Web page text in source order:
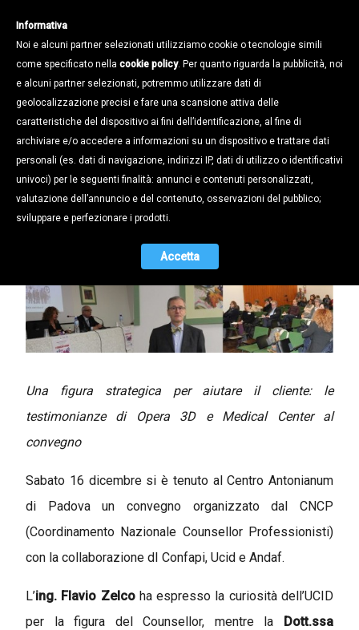
“IL COUNSELLING IN AZIENDA”,
quale contributo?
18.12.2017
Una figura strategica per aiutare il cliente: le
testimonianze di Opera 3D e Medical Center al
convegno
Sabato 16 dicembre si è tenuto al Centro Antonianum
di Padova un convegno organizzato dal CNCP
(Coordinamento Nazionale Counsellor Professionisti)
con la collaborazione dI Confapi, Ucid e Andaf.
L’ing. Flavio Zelco ha espresso la curiosità dell’UCID
per la figura del Counsellor, mentre la Dott.ssa
Informativa
Noi e alcuni partner selezionati utilizziamo cookie o tecnologie simili
come specificato nella cookie policy. Per quanto riguarda la pubblicità, noi
e alcuni partner selezionati, potremmo utilizzare dati di
geolocalizzazione precisi e fare una scansione attiva delle
caratteristiche del dispositivo ai fini dell’identificazione, al fine di
archiviare e/o accedere a informazioni su un dispositivo e trattare dati
personali (es. dati di navigazione, indirizzi IP, dati di utilizzo o identificativi
univoci) per le seguenti finalità: annunci e contenuti personalizzati,
valutazione dell’annuncio e del contenuto, osservazioni del pubblico;
sviluppare e perfezionare i prodotti.
Accetta